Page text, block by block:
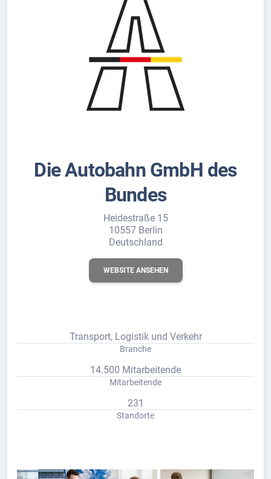
Die Autobahn GmbH des
Bundes
Heidestraße 15
10557 Berlin
Deutschland
WEBSITE ANSEHEN
Transport, Logistik und Verkehr
Branche
14.500 Mitarbeitende
Mitarbeitende
231
Standorte